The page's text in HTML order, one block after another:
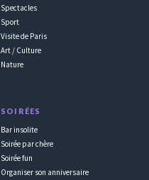
Spectacles
Sport
Visite de Paris
Art / Culture
Nature
SOIRÉES
Bar insolite
Soirée par chère
Soirée fun
Organiser son anniversaire